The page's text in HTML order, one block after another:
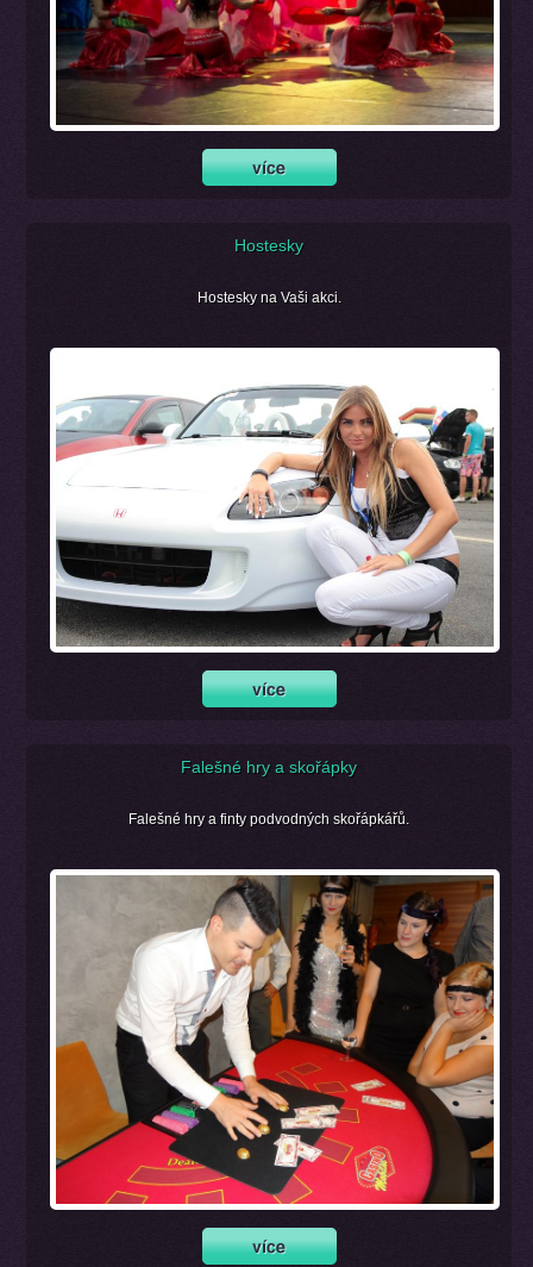
Hostesky
Hostesky na Vaši akci.
Falešné hry a skořápky
Falešné hry a finty podvodných skořápkářů.